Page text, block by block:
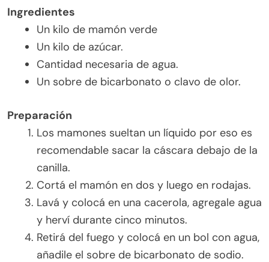
Ingredientes
Un kilo de mamón verde
Un kilo de azúcar.
Cantidad necesaria de agua.
Un sobre de bicarbonato o clavo de olor.
Preparación
Los mamones sueltan un líquido por eso es
recomendable sacar la cáscara debajo de la
canilla.
Cortá el mamón en dos y luego en rodajas.
Lavá y colocá en una cacerola, agregale agua
y herví durante cinco minutos.
Retirá del fuego y colocá en un bol con agua,
añadile el sobre de bicarbonato de sodio.